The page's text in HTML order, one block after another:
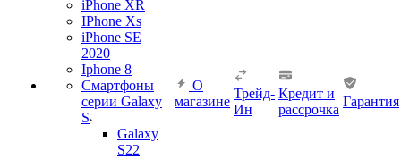
iPhone XR
IPhone Xs
iPhone SE
2020
Iphone 8
Смартфоны
серии Galaxy
S
Galaxy
S22
О
магазине
Трейд-
Ин
Кредит и
рассрочка
Гарантия